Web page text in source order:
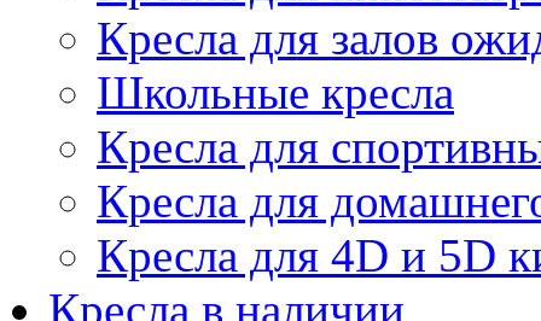
Кресла для залов
Школьные кресла
Кресла для
Кресла для
Кресла для 4D и 5D
Кресла в наличии